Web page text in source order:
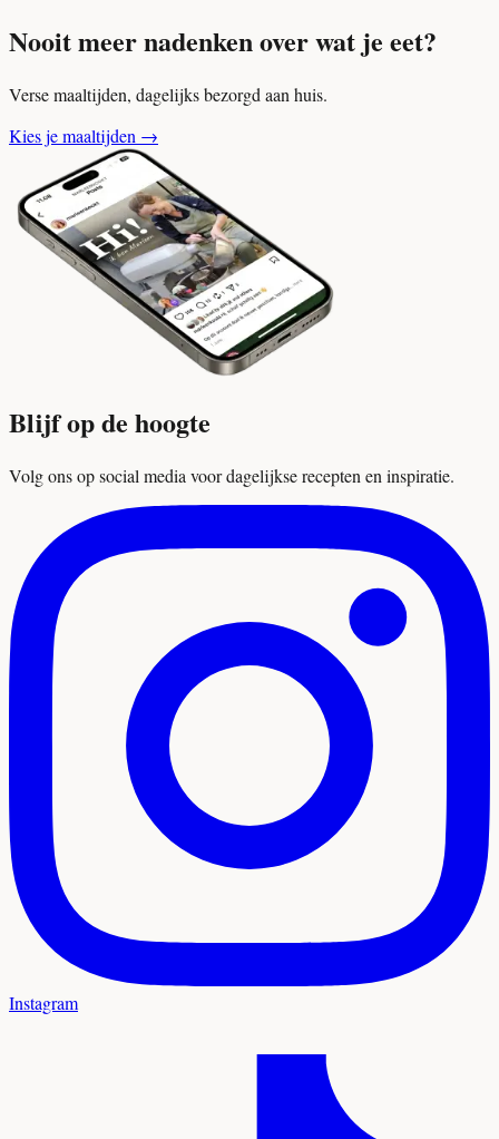
Nooit meer nadenken over wat je eet?
Verse maaltijden, dagelijks bezorgd aan huis.
Kies je maaltijden →
Blijf op de hoogte
Volg ons op social media voor dagelijkse recepten en inspiratie.
Instagram